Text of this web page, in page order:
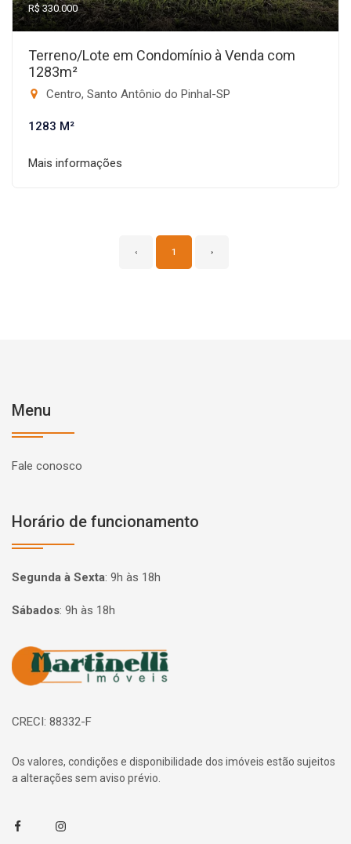
R$ 330.000
Terreno/Lote em Condomínio à Venda com
1283m²
Centro, Santo Antônio do Pinhal-SP
1283 M²
Mais informações
‹ 1 ›
Menu
Fale conosco
Horário de funcionamento
Segunda à Sexta: 9h às 18h
Sábados: 9h às 18h
Página inicial
CRECI: 88332-F
Os valores, condições e disponibilidade dos imóveis estão sujeitos
a alterações sem aviso prévio.
FacebookInstagram